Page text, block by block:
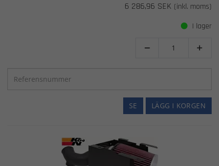
6 286,96 SEK (inkl. moms)
I lager
 
LÄGG I KORGEN
SE